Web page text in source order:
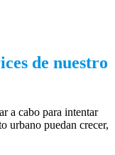
de nuestro
a cabo para intentar
urbano puedan crecer,